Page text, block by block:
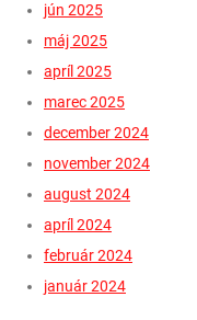
jún 2025
máj 2025
apríl 2025
marec 2025
december 2024
november 2024
august 2024
apríl 2024
február 2024
január 2024